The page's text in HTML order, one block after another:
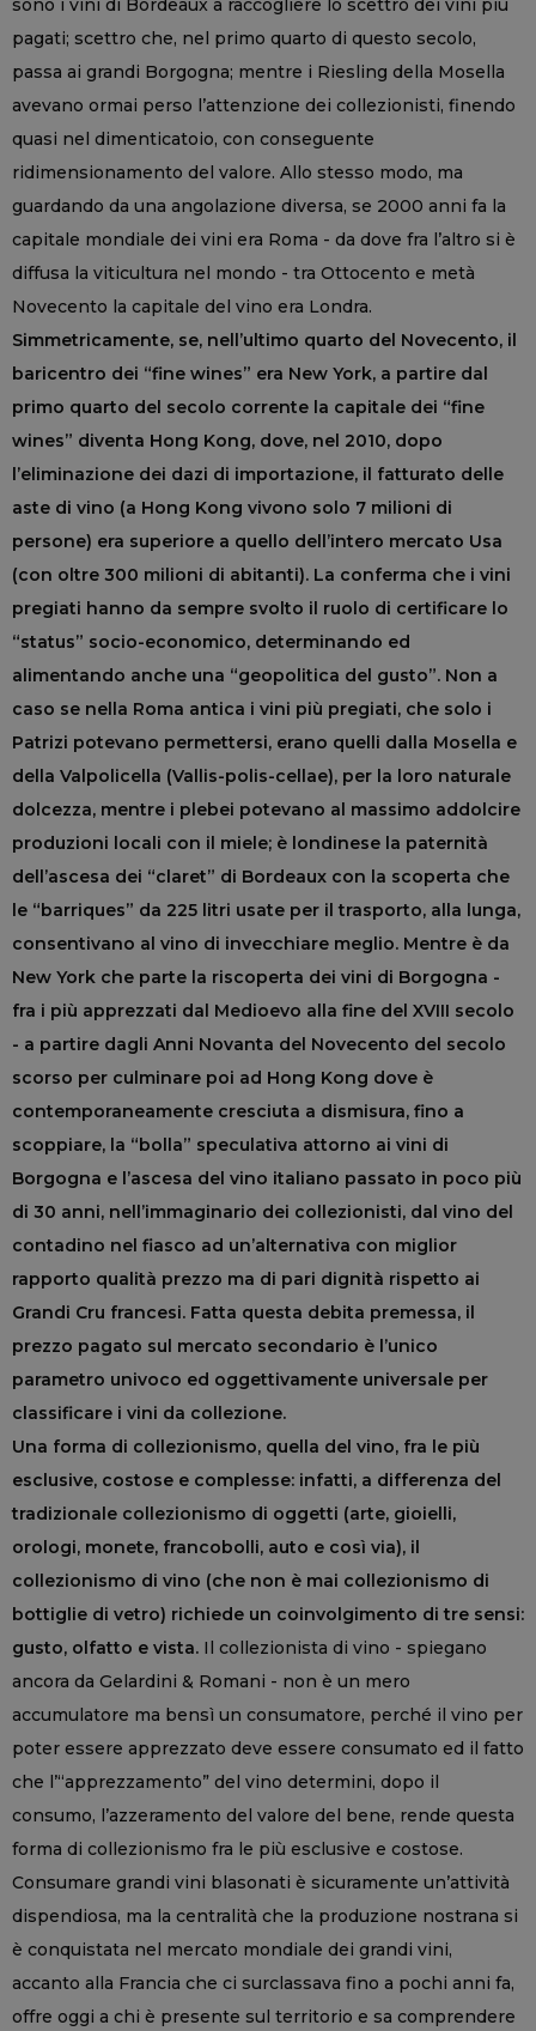
pagati; scettro che, nel primo quarto di questo secolo,
passa ai grandi Borgogna; mentre i Riesling della Mosella
avevano ormai perso l’attenzione dei collezionisti, finendo
quasi nel dimenticatoio, con conseguente
ridimensionamento del valore. Allo stesso modo, ma
guardando da una angolazione diversa, se 2000 anni fa la
capitale mondiale dei vini era Roma - da dove fra l’altro si è
diffusa la viticultura nel mondo - tra Ottocento e metà
Novecento la capitale del vino era Londra.
Simmetricamente, se, nell’ultimo quarto del Novecento, il
baricentro dei “fine wines” era New York, a partire dal
primo quarto del secolo corrente la capitale dei “fine
wines” diventa Hong Kong, dove, nel 2010, dopo
l’eliminazione dei dazi di importazione, il fatturato delle
aste di vino (a Hong Kong vivono solo 7 milioni di
persone) era superiore a quello dell’intero mercato Usa
(con oltre 300 milioni di abitanti). La conferma che i vini
pregiati hanno da sempre svolto il ruolo di certificare lo
“status” socio-economico, determinando ed
alimentando anche una “geopolitica del gusto”. Non a
caso se nella Roma antica i vini più pregiati, che solo i
Patrizi potevano permettersi, erano quelli dalla Mosella e
della Valpolicella (Vallis-polis-cellae), per la loro naturale
dolcezza, mentre i plebei potevano al massimo addolcire
produzioni locali con il miele; è londinese la paternità
dell’ascesa dei “claret” di Bordeaux con la scoperta che
le “barriques” da 225 litri usate per il trasporto, alla lunga,
consentivano al vino di invecchiare meglio. Mentre è da
New York che parte la riscoperta dei vini di Borgogna -
fra i più apprezzati dal Medioevo alla fine del XVIII secolo
- a partire dagli Anni Novanta del Novecento del secolo
scorso per culminare poi ad Hong Kong dove è
contemporaneamente cresciuta a dismisura, fino a
scoppiare, la “bolla” speculativa attorno ai vini di
Borgogna e l’ascesa del vino italiano passato in poco più
di 30 anni, nell’immaginario dei collezionisti, dal vino del
contadino nel fiasco ad un’alternativa con miglior
rapporto qualità prezzo ma di pari dignità rispetto ai
Grandi Cru francesi. Fatta questa debita premessa, il
prezzo pagato sul mercato secondario è l’unico
parametro univoco ed oggettivamente universale per
classificare i vini da collezione.
Una forma di collezionismo, quella del vino, fra le più
esclusive, costose e complesse: infatti, a differenza del
tradizionale collezionismo di oggetti (arte, gioielli,
orologi, monete, francobolli, auto e così via), il
collezionismo di vino (che non è mai collezionismo di
bottiglie di vetro) richiede un coinvolgimento di tre sensi:
gusto, olfatto e vista. Il collezionista di vino - spiegano
ancora da Gelardini & Romani - non è un mero
accumulatore ma bensì un consumatore, perché il vino per
poter essere apprezzato deve essere consumato ed il fatto
che l’“apprezzamento” del vino determini, dopo il
consumo, l’azzeramento del valore del bene, rende questa
forma di collezionismo fra le più esclusive e costose.
Consumare grandi vini blasonati è sicuramente un’attività
dispendiosa, ma la centralità che la produzione nostrana si
è conquistata nel mercato mondiale dei grandi vini,
accanto alla Francia che ci surclassava fino a pochi anni fa,
offre oggi a chi è presente sul territorio e sa comprendere